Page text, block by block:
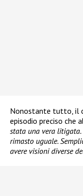
Nonostante tutto, il
episodio preciso che
stata una vera
rimasto uguale.
avere visioni diverse